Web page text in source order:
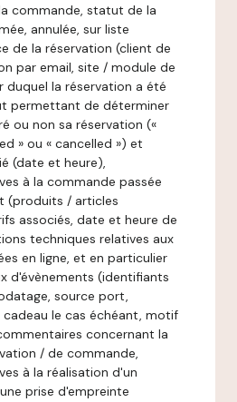
commande, statut de la
annulée, sur liste
de la réservation (client de
par email, site / module de
duquel la réservation a été
permettant de déterminer
ou non sa réservation («
» ou « cancelled ») et
(date et heure),
à la commande passée
(produits / articles
associés, date et heure de
techniques relatives aux
en ligne, et en particulier
d'évènements (identifiants
source port,
le cas échéant, motif
concernant la
/ de commande,
à la réalisation d'un
prise d'empreinte